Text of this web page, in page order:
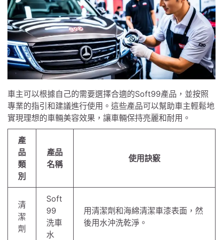
車主可以根據自己的需要選擇合適的Soft99產品，並按照
專業的指引和建議進行使用。這些產品可以幫助車主輕鬆地
實現理想的車輛美容效果，讓車輛保持亮麗和耐用。
產
品
類
別
產品
名稱
使用訣竅
清
潔
劑
Soft
99
洗車
水
用清潔劑和海綿清潔車漆表面，然
後用水沖洗乾淨。